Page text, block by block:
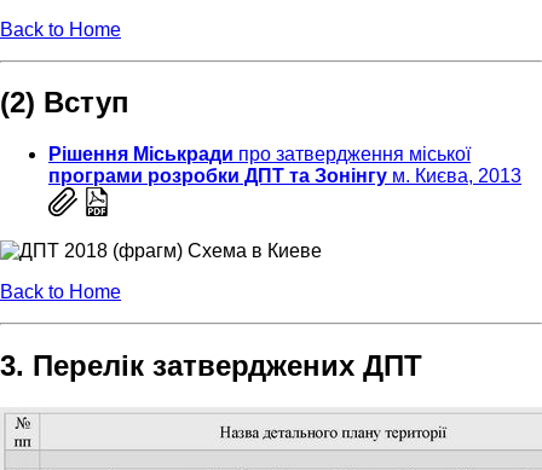
Back to Home
(2) Вступ
Рішення Міськради про затвердження міської
програми розробки ДПТ та Зонінгу м. Києва, 2013
Back to Home
3. Перелік затверджених ДПТ